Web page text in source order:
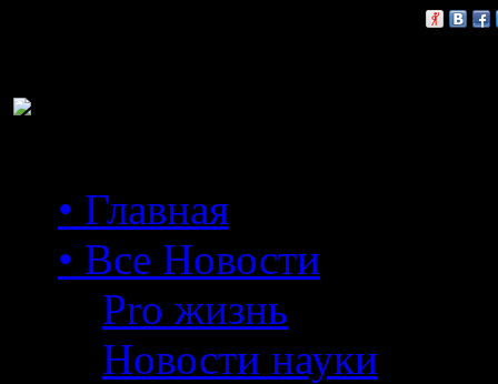
• Главная
• Все Новости
Pro жизнь
Новости науки